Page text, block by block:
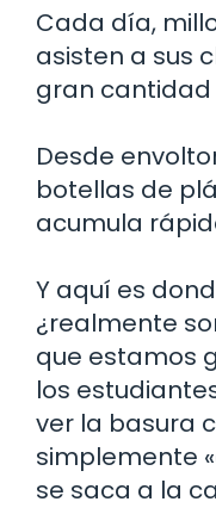
Cada día,
asisten a sus
gran cantidad
Desde
botellas de
acumula
Y aquí es
¿realmente
que estamos
los
ver la basura
simplemente
se saca a la